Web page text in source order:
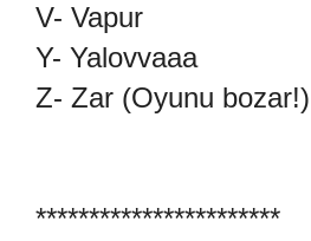
V- Vapur
Y- Yalovvaaa
Z- Zar (Oyunu bozar!)
***********************